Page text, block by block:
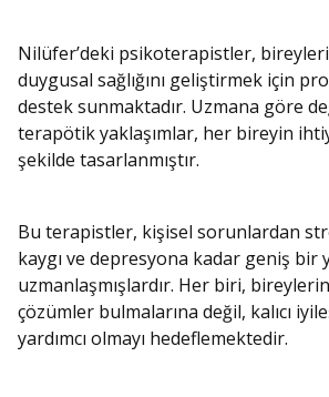
Nilüfer’deki psikoterapistler,
duygusal sağlığını geliştirmek için
destek sunmaktadır. Uzmana göre
terapötik yaklaşımlar, her bireyin
şekilde tasarlanmıştır.
Bu terapistler, kişisel sorunlardan
kaygı ve depresyona kadar geniş bir
uzmanlaşmışlardır. Her biri,
çözümler bulmalarına değil, kalıcı
yardımcı olmayı hedeflemektedir.